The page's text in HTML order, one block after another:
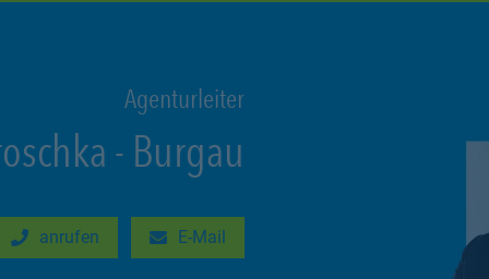
Agenturleiter
- Burgau
Tabanrufen E-Mail
Link Opens in New Tab